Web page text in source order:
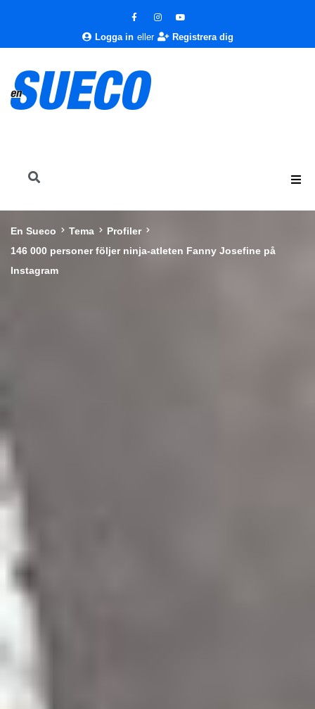
Logga in eller Registrera dig
En Sueco Tema
Profiler
146 000 personer följer ninja-atleten Fanny Josefine på
Instagram